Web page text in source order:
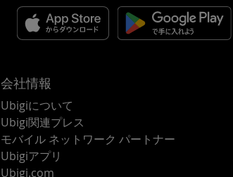
会社情報
Ubigiについて
Ubigi関連プレス
モバイル ネットワーク パートナー
Ubigiアプリ
Ubigi.com